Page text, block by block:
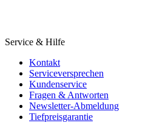
Service & Hilfe
Kontakt
Serviceversprechen
Kundenservice
Fragen & Antworten
Newsletter-Abmeldung
Tiefpreisgarantie